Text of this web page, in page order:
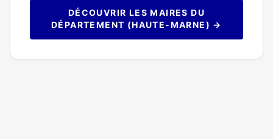
DÉCOUVRIR LES MAIRES DU
DÉPARTEMENT (HAUTE-MARNE) →